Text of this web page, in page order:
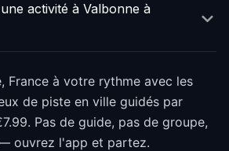
activité à Valbonne à
France à votre rythme avec les
de piste en ville guidés par
Pas de guide, pas de groupe,
ouvrez l'app et partez.